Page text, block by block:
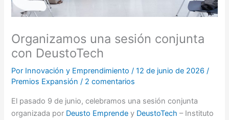
Organizamos una sesión conjunta
con DeustoTech
Por Innovación y Emprendimiento/12 de junio de 2026/
Premios Expansión / 2 comentarios
El pasado 9 de junio, celebramos una sesión conjunta
organizada por Deusto Emprende y DeustoTech – Instituto